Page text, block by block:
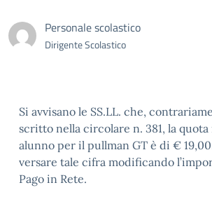
Personale scolastico
Dirigente Scolastico
Si avvisano le SS.LL. che,
scritto nella circolare n. 381, la
alunno per il pullman GT è di €
versare tale cifra modificando
Pago in Rete.